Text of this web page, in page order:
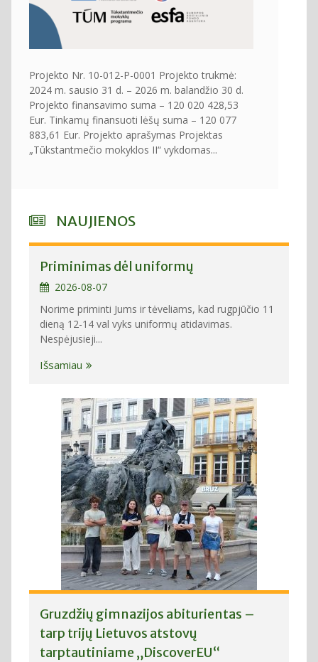
Projekto Nr. 10-012-P-0001 Projekto trukmė:
2024 m. sausio 31 d. – 2026 m. balandžio 30 d.
Projekto finansavimo suma – 120 020 428,53
Eur. Tinkamų finansuoti lėšų suma – 120 077
883,61 Eur. Projekto aprašymas Projektas
„Tūkstantmečio mokyklos II“ vykdomas...
NAUJIENOS
Priminimas dėl uniformų
2026-08-07
Norime priminti Jums ir tėveliams, kad rugpjūčio 11
dieną 12-14 val vyks uniformų atidavimas.
Nespėjusieji...
Išsamiau
Gruzdžių gimnazijos abiturientas –
tarp trijų Lietuvos atstovų
tarptautiniame „DiscoverEU“